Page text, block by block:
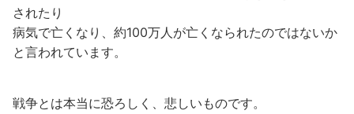
されたり
病気で亡くなり、約100万人が亡くなられたのではないか
と言われています。
戦争とは本当に恐ろしく、悲しいものです。